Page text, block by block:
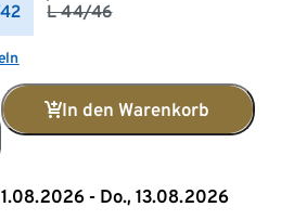
L 44/46
In den Warenkorb
- Do., 13.08.2026